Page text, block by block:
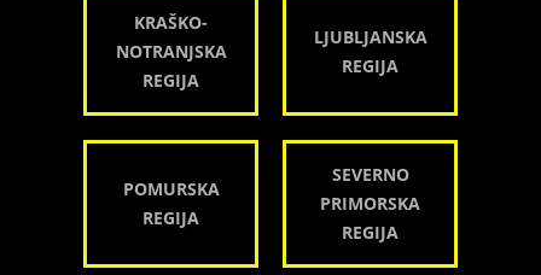
KRAŠKO-
NOTRANJSKA
REGIJA
LJUBLJANSKA
REGIJA
POMURSKA
REGIJA
SEVERNO
PRIMORSKA
REGIJA